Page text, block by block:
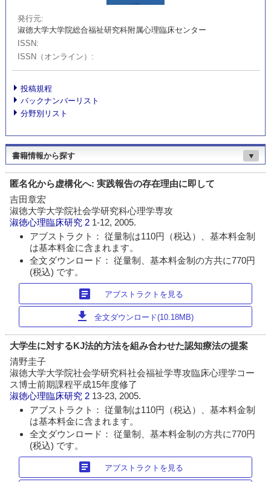
発行元
淑徳大学大学院総合福祉研究科附属心理臨床センター
ISSN
ISSN（オンライン）
投稿規程
バックナンバーリスト
分野別リスト
書籍情報から探す ▼
匿名化から虚構化へ: 実践報告の存在理由に即して
吉田章宏
淑徳大学大学院社会学研究科心理学専攻
淑徳心理臨床研究 2 1-12, 2005.
アブストラクト： 従量制は110円（税込）、基本料金制
は基本料金に含まれます。
全文ダウンロード： 従量制、基本料金制の方共に770円
(税込) です。
article アブストラクトを見る
download 全文ダウンロード(10.18MB)
大学生に対するKJ法的方法を組み合わせた認知療法の提案
清野圭子
淑徳大学大学院社会学研究科社会福祉学専攻臨床心理学コー
ス博士前期課程平成15年度修了
淑徳心理臨床研究 2 13-23, 2005.
アブストラクト： 従量制は110円（税込）、基本料金制
は基本料金に含まれます。
全文ダウンロード： 従量制、基本料金制の方共に770円
(税込) です。
article アブストラクトを見る